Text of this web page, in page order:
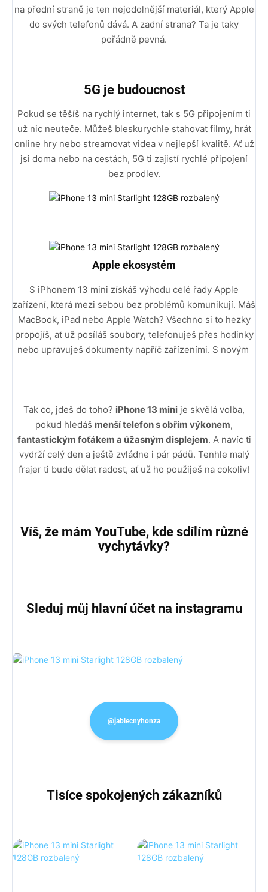
na přední straně je ten nejodolnější materiál, který Apple
do svých telefonů dává. A zadní strana? Ta je taky
pořádně pevná.
5G je budoucnost
Pokud se těšíš na rychlý internet, tak s 5G připojením ti
už nic neuteče. Můžeš bleskurychle stahovat filmy, hrát
online hry nebo streamovat videa v nejlepší kvalitě. Ať už
jsi doma nebo na cestách, 5G ti zajistí rychlé připojení
bez prodlev.
Apple ekosystém
S iPhonem 13 mini získáš výhodu celé řady Apple
zařízení, která mezi sebou bez problémů komunikují. Máš
MacBook, iPad nebo Apple Watch? Všechno si to hezky
propojíš, ať už posíláš soubory, telefonuješ přes hodinky
nebo upravuješ dokumenty napříč zařízeními. S novým
Tak co, jdeš do toho? iPhone 13 mini je skvělá volba,
pokud hledáš menší telefon s obřím výkonem,
fantastickým foťákem a úžasným displejem. A navíc ti
vydrží celý den a ještě zvládne i pár pádů. Tenhle malý
frajer ti bude dělat radost, ať už ho použiješ na cokoliv!
Víš, že mám YouTube, kde sdílím různé
vychytávky?
Sleduj můj hlavní účet na instagramu
@jablecnyhonza
Tisíce spokojených zákazníků